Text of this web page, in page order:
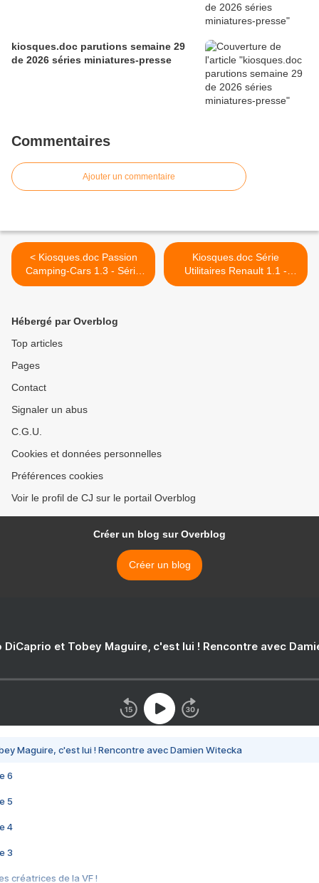
kiosques.doc parutions semaine 29
de 2026 séries miniatures-presse
Commentaires
Ajouter un commentaire
< Kiosques.doc Passion
Camping-Cars 1.3 - Série
collection presse
Kiosques.doc Série
Utilitaires Renault 1.1 -
Séries Miniatures Presse >
Hébergé par Overblog
Top articles
Pages
Contact
Signaler un abus
C.G.U.
Cookies et données personnelles
Préférences cookies
Voir le profil de CJ sur le portail Overblog
Créer un blog sur Overblog
Créer un blog
DiCaprio et Tobey Maguire, c'est lui ! Rencontre avec
Maguire, c'est lui ! Rencontre avec Damien Witecka
6
5
4
3
créatrices de la VF !